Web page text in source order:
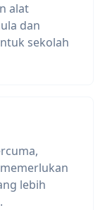
alat
dan
sekolah
lebih